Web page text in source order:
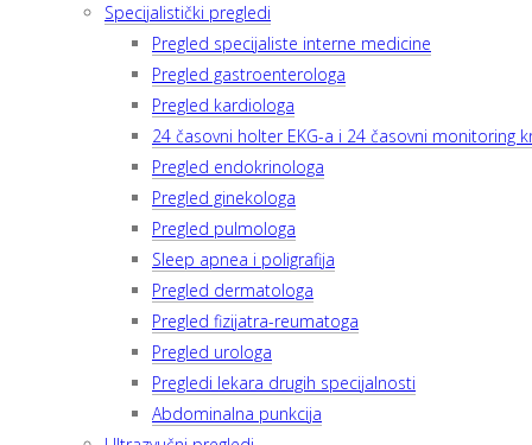
Specijalistički pregledi
Pregled specijaliste interne medicine
Pregled gastroenterologa
Pregled kardiologa
24 časovni holter EKG-a i 24 časovni monitoring
Pregled endokrinologa
Pregled ginekologa
Pregled pulmologa
Sleep apnea i poligrafija
Pregled dermatologa
Pregled fizijatra-reumatoga
Pregled urologa
Pregledi lekara drugih specijalnosti
Abdominalna punkcija